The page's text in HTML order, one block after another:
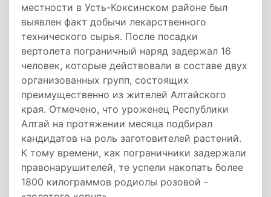
местности в Усть-Коксинском районе был
выявлен факт добычи лекарственного
технического сырья. После посадки
вертолета пограничный наряд задержал 16
человек, которые действовали в составе двух
организованных групп, состоящих
преимущественно из жителей Алтайского
края. Отмечено, что уроженец Республики
Алтай на протяжении месяца подбирал
кандидатов на роль заготовителей растений.
К тому времени, как пограничники задержали
правонарушителей, те успели накопать более
1800 килограммов родиолы розовой -